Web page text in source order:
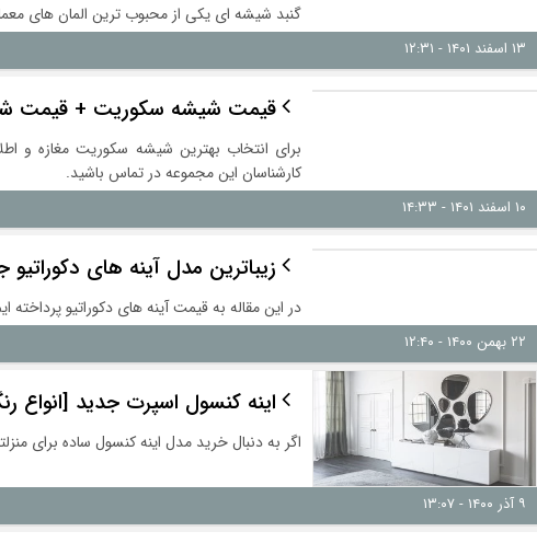
گنبد شیشه ای یکی از محبوب ترین المان های
قیمت شیشه سکوریت + قیمت
برای انتخاب بهترین شیشه سکوریت مغازه و
زیباترین مدل آینه های دکوراتیو جدید
۲۲ بهمن ۱۴۰۰ - ۱۲:۴۰
اینه کنسول اسپرت جدید [انواع